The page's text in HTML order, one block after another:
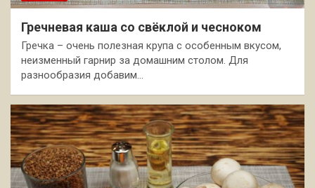
Гречневая каша со свёклой и чесноком
Гречка – очень полезная крупа с особенным вкусом,
неизменный гарнир за домашним столом. Для
разнообразия добавим…